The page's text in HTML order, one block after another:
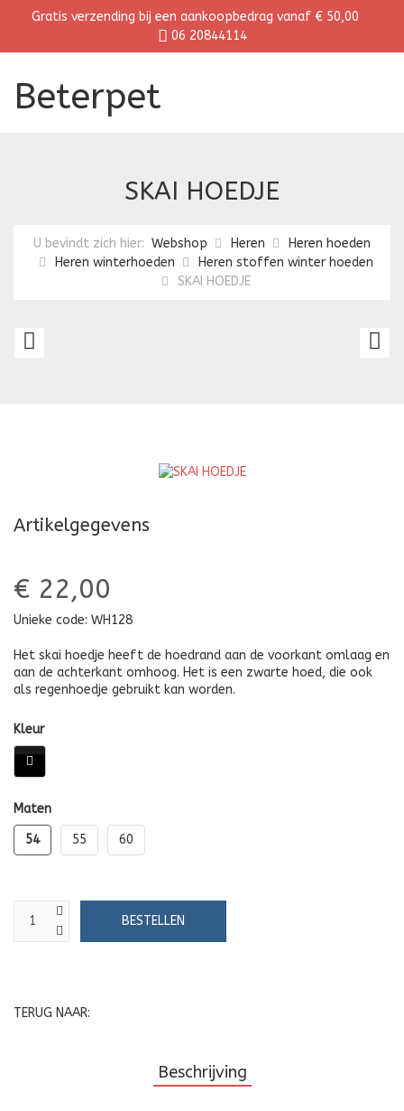
Gratis verzending bij een aankoopbedrag vanaf € 50,00
06 20844114
Beterpet
SKAI HOEDJE
U bevindt zich hier: Webshop Heren
Heren hoeden
Heren winterhoeden
Heren stoffen winter hoeden
SKAI HOEDJE
Artikelgegevens
€ 22,00
Unieke code: WH128
Het skai hoedje heeft de hoedrand aan de voorkant omlaag en
aan de achterkant omhoog. Het is een zwarte hoed, die ook
als regenhoedje gebruikt kan worden.
Kleur
Maten
54
55 60
TERUG NAAR:
Beschrijving